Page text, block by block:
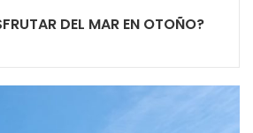
DEL MAR EN OTOÑO?